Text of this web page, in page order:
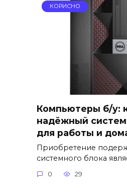
КОРИСНО
Компьютеры б/у:
надёжный
для работы и
Приобретение
системного блока
0 29